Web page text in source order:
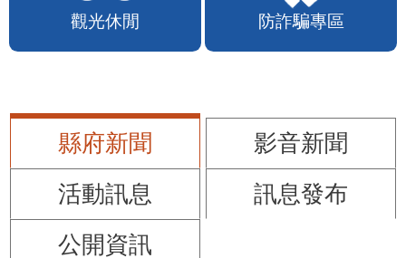
觀光休閒 防詐騙專區
縣府新聞
影音新聞
活動訊息
訊息發布
公開資訊